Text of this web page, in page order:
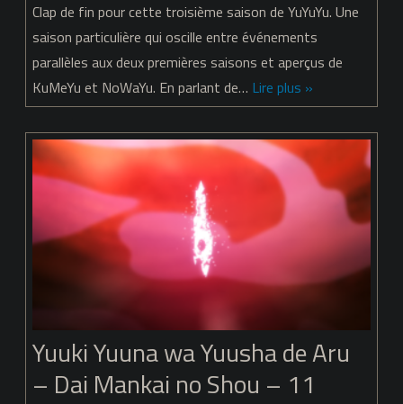
Yuuna
wa
Yuusha
Aru
Mankai
no
Clap de fin pour cette troisième saison de YuYuYu. Une
saison particulière qui oscille entre événements
parallèles aux deux premières saisons et aperçus de
KuMeYu et NoWaYu. En parlant de… Lire plus »
Yuuki Yuuna wa Yuusha de Aru
– Dai Mankai no Shou – 11